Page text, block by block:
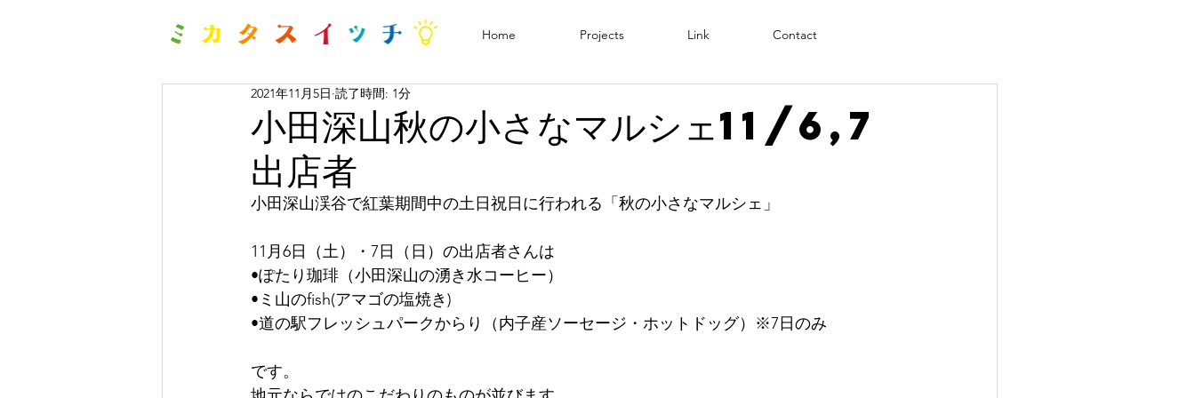
Home Projects Link Contact
小田深山秋の小さなマルシェ11/6,7
出店者
2021年11月5日 読了時間: 1分
小田深山渓谷で紅葉期間中の土日祝日に行われる「秋の小さなマルシェ」
11月6日（土）・7日（日）の出店者さんは
•ぽたり珈琲（小田深山の湧き水コーヒー）
•ミ山のfish(アマゴの塩焼き)
•道の駅フレッシュパークからり（内子産ソーセージ・ホットドッグ）※7日のみ
です。